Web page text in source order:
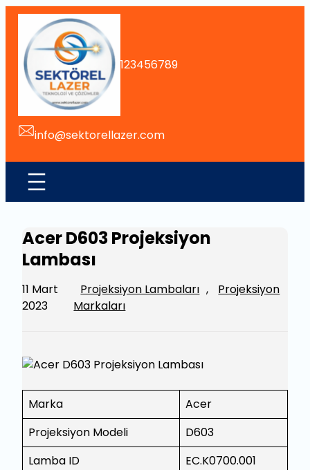
İçeriğe
123456789
info@sektorellazer.com
Acer D603 Projeksiyon
Lambası
11 Mart
2023
Projeksiyon Lambaları ,
Projeksiyon
Markaları
Marka
Acer
Projeksiyon Modeli
D603
Lamba ID
EC.K0700.001